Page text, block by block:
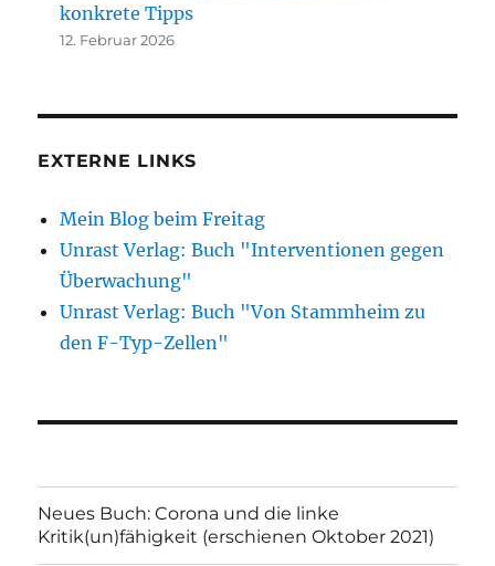
konkrete Tipps
12. Februar 2026
EXTERNE LINKS
Mein Blog beim Freitag
Unrast Verlag: Buch "Interventionen gegen
Überwachung"
Unrast Verlag: Buch "Von Stammheim zu
den F-Typ-Zellen"
Neues Buch: Corona und die linke
Kritik(un)fähigkeit (erschienen Oktober 2021)